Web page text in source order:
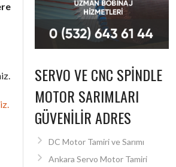
SERVO VE CNC SPINDLE
MOTOR SARIMLARI
GÜVENILIR ADRES
DC Motor Tamiri ve Sarımı
Ankara Servo Motor Tamiri